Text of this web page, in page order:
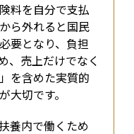
料を自分で支払
ら外れると国民
要となり、負担
、売上だけでなく
を含めた実質的
大切です。
養内で働くため